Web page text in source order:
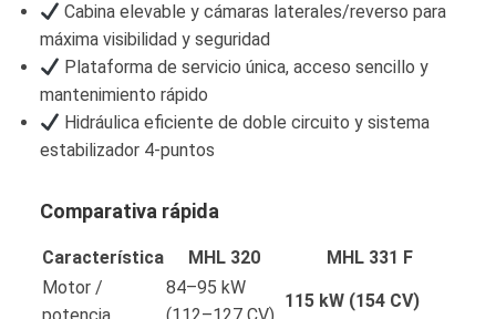
Cabina elevable y cámaras laterales/reverso para
máxima visibilidad y seguridad
Plataforma de servicio única, acceso sencillo y
mantenimiento rápido
Hidráulica eficiente de doble circuito y sistema
estabilizador 4‑puntos
Comparativa rápida
Característica MHL 320
MHL 331 F
Motor /
84–95 kW
115 kW (154 CV)